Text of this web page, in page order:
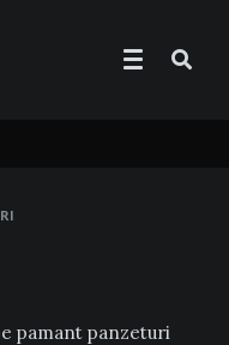
pamant panzeturi